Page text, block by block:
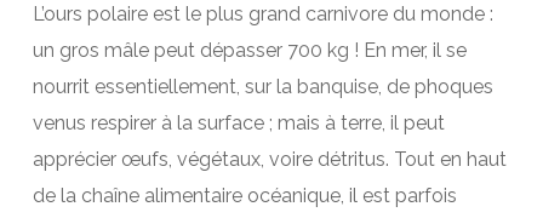
L’ours polaire est le plus grand carnivore du monde :
un gros mâle peut dépasser 700 kg ! En mer, il se
nourrit essentiellement, sur la banquise, de phoques
venus respirer à la surface ; mais à terre, il peut
apprécier œufs, végétaux, voire détritus. Tout en haut
de la chaîne alimentaire océanique, il est parfois